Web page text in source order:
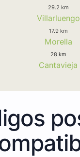
29.2 km
Villarluengo
17.9 km
Morella
28 km
Cantavieja